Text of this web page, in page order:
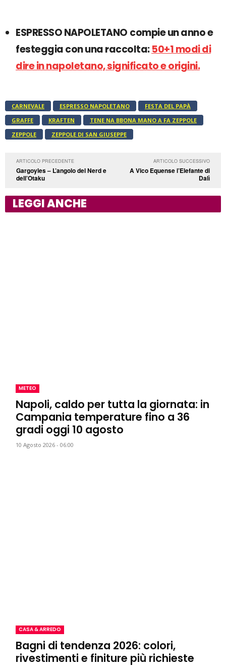
ESPRESSO NAPOLETANO compie un anno e
festeggia con una raccolta:50+1 modi di
dire in napoletano, significato e origini.
CARNEVALE ESPRESSO NAPOLETANO
FESTA DEL PAPÀ
GRAFFE
KRAFTEN
TENE NA BBONA MANO A FA ZEPPOLE
ZEPPOLE
ZEPPOLE DI SAN GIUSEPPE
ARTICOLO PRECEDENTE
Gargoyles – L’angolo del Nerd e
dell’Otaku
ARTICOLO SUCCESSIVO
A Vico Equense l’Elefante di
Dalì
LEGGI ANCHE
METEO
Napoli, caldo per tutta la giornata: in
Campania temperature fino a 36
gradi oggi 10 agosto
10 Agosto 2026 - 06:00
CASA & ARREDO
Bagni di tendenza 2026: colori,
rivestimenti e finiture più richieste